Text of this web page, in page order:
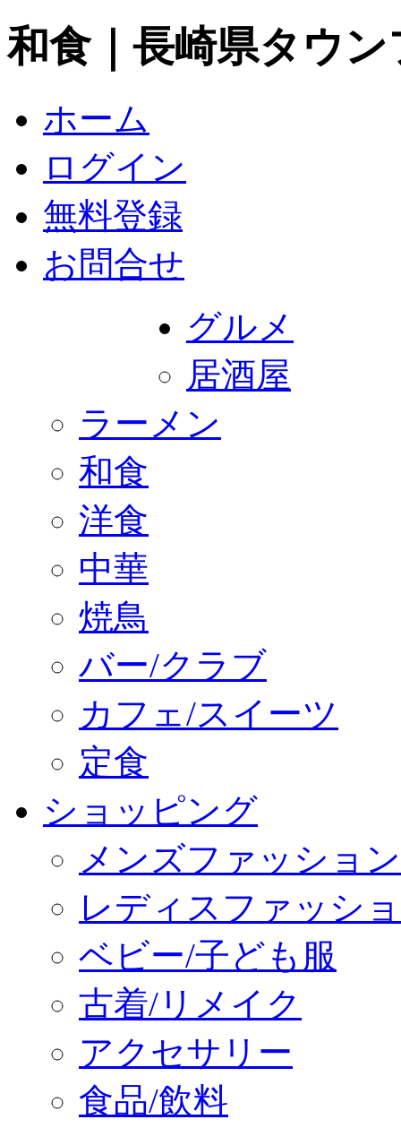
和食｜長崎県タウン
ホーム
ログイン
無料登録
お問合せ
グルメ
居酒屋
ラーメン
和食
洋食
中華
焼鳥
バー/クラブ
カフェ/スイーツ
定食
ショッピング
メンズファッション
レディスファッシ
ベビー/子ども服
古着/リメイク
アクセサリー
食品/飲料